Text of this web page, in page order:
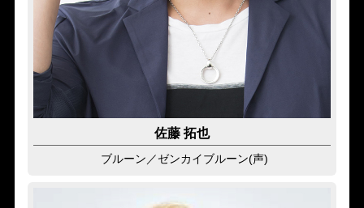
佐藤 拓也
ブルーン ／ゼンカイブルーン(声)